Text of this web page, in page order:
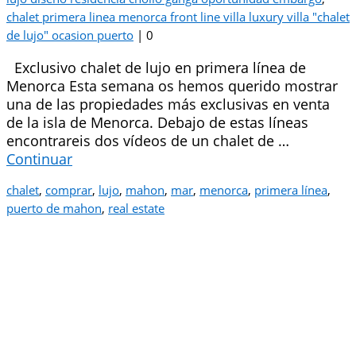
chalet primera linea menorca front line villa luxury villa "chalet
de lujo" ocasion puerto | 0
Exclusivo chalet de lujo en primera línea de
Menorca Esta semana os hemos querido mostrar
una de las propiedades más exclusivas en venta
de la isla de Menorca. Debajo de estas líneas
encontrareis dos vídeos de un chalet de …
Continuar
chalet, comprar, lujo, mahon, mar, menorca, primera línea,
puerto de mahon, real estate